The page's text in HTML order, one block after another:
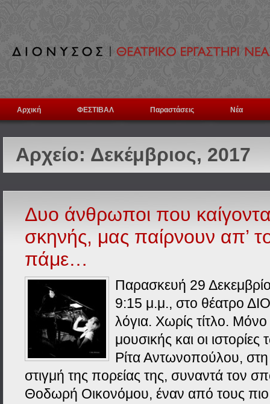
Αρχική ΦΕΣΤΙΒΑΛ Παραστάσεις Νέα
Αρχείο: Δεκέμβριος, 2017
Δυο άνθρωποι που
σκηνής, μας παίρνουν απ’
πάμε…
Παρασκευή 29
9:15 μ.μ., στο θέατρο
λόγια. Χωρίς τίτλο.
μουσικής και οι
Ρίτα Αντωνοπούλου, στη
στιγμή της πορείας της, συναντά τον
Θοδωρή Οικονόμου, έναν από τους πιο